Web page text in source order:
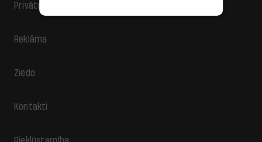
Privātuma politika
Reklāma
Ziedo
Kontakti